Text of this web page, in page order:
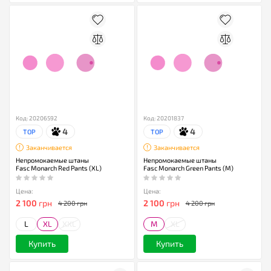
Код: 20206592
TOP 4
Заканчивается
Непромокаемые штаны
Fasc Monarch Red Pants (XL)
Цена:
2 100 грн 4 200 грн
L XL
Купить
Код: 20201837
TOP 4
Заканчивается
Непромокаемые штаны
Fasc Monarch Green Pants (M)
Цена:
2 100 грн 4 200 грн
M
Купить